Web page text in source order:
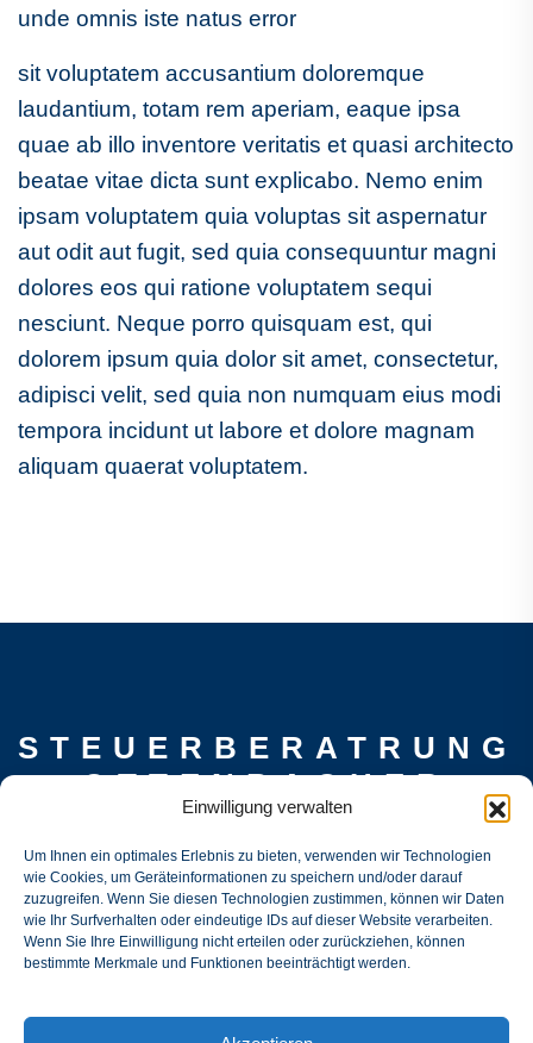
Einwilligung verwalten
Um Ihnen ein optimales Erlebnis zu bieten, verwenden wir Technologien
wie Cookies, um Geräteinformationen zu speichern und/oder darauf
zuzugreifen. Wenn Sie diesen Technologien zustimmen, können wir Daten
wie Ihr Surfverhalten oder eindeutige IDs auf dieser Website verarbeiten.
Wenn Sie Ihre Einwilligung nicht erteilen oder zurückziehen, können
bestimmte Merkmale und Funktionen beeinträchtigt werden.
unde omnis iste natus error
sit voluptatem accusantium doloremque
laudantium, totam rem aperiam, eaque ipsa
quae ab illo inventore veritatis et quasi architecto
beatae vitae dicta sunt explicabo. Nemo enim
ipsam voluptatem quia voluptas sit aspernatur
aut odit aut fugit, sed quia consequuntur magni
dolores eos qui ratione voluptatem sequi
nesciunt. Neque porro quisquam est, qui
dolorem ipsum quia dolor sit amet, consectetur,
adipisci velit, sed quia non numquam eius modi
tempora incidunt ut labore et dolore magnam
aliquam quaerat voluptatem.
STEUERBERATRUNG
OTTENBACHER
Gertraud-Kaltenecker-Str. 28, 93049
Regensburg
mail@stb-ottenbacher.tax
0151 51456558